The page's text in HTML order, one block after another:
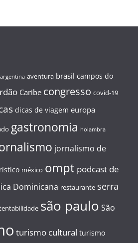
argentina aventura brasil campos do
Caribe congresso covid-19
dicas de viagem europa
gastronomia holambra
jornalismo de
méxico ompt podcast de
Dominicana restaurante serra
são paulo São
turismo cultural turismo